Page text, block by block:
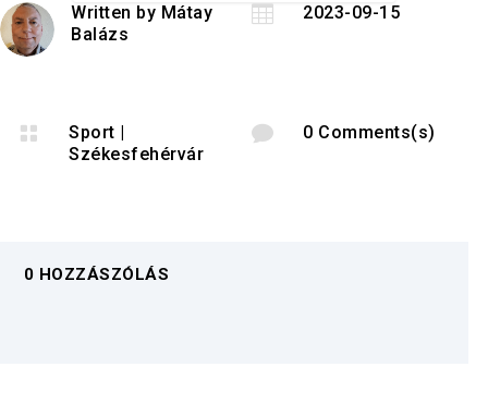
Written by Mátay
Balázs
 2023-09-15
 Sport |
Székesfehérvár
 0 Comments(s)
0 HOZZÁSZÓLÁS